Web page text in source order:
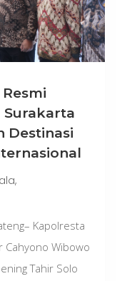
Surakarta
Destinasi
,
Kapolresta
Cahyono Wibowo
Tahir Solo